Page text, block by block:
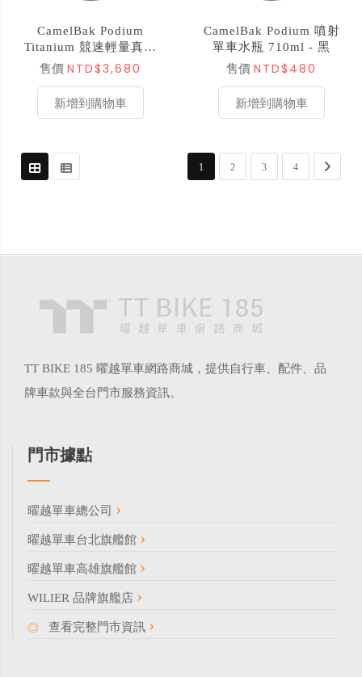
CamelBak Podium
Titanium 競速輕量真空
保冰單車水瓶 530ml -
售價 NTD$3,680
新增到購物車
CamelBak Podium 噴射
單車水瓶 710ml - 黑
售價 NTD$480
新增到購物車
頁面
您正在閱讀網頁
1 頁面
2 頁面
3 頁面
4 頁面
下一步
TT BIKE 185 曜越單車網路商城，提供自行車、配件、品
牌車款與全台門市服務資訊。
門市據點
曜越單車總公司
曜越單車台北旗艦館
曜越單車高雄旗艦館
WILIER 品牌旗艦店
查看完整門市資訊